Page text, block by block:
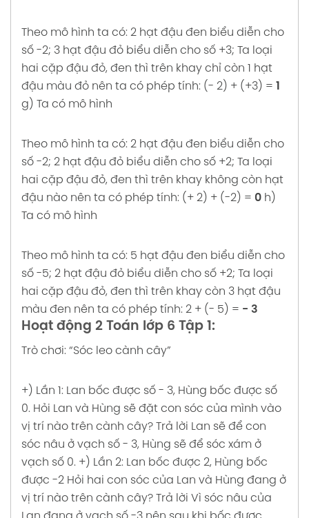
Toán 6 Trang 31 32 33 34 Chân trời sáng tạo
Lời giải BÀI 11: HOẠT ĐỘNG THỰC HÀNH VÀ
TRẢI NGHIỆM soạn Toán 6 Trang 35 Chân trời
sáng tạo
Lời giải BÀI 12: ƯỚC CHUNG. ƯỚC CHUNG
LỚN NHẤT soạn Toán 6 Trang 36 37 38
39 Chân trời sáng tạo
Theo mô hình ta có: 2 hạt đậu đen biểu diễn cho
số -2; 3 hạt đậu đỏ biểu diễn cho số +3; Ta loại
hai cặp đậu đỏ, đen thì trên khay chỉ còn 1 hạt
đậu màu đỏ nên ta có phép tính: (- 2) + (+3) = 1
g) Ta có mô hình
Theo mô hình ta có: 2 hạt đậu đen biểu diễn cho
số -2; 2 hạt đậu đỏ biểu diễn cho số +2; Ta loại
hai cặp đậu đỏ, đen thì trên khay không còn hạt
đậu nào nên ta có phép tính: (+ 2) + (-2) = 0 h)
Ta có mô hình
Theo mô hình ta có: 5 hạt đậu đen biểu diễn cho
số -5; 2 hạt đậu đỏ biểu diễn cho số +2; Ta loại
hai cặp đậu đỏ, đen thì trên khay còn 3 hạt đậu
màu đen nên ta có phép tính: 2 + (- 5) = - 3
Hoạt động 2 Toán lớp 6 Tập 1:
Trò chơi: “Sóc leo cành cây”
+) Lần 1: Lan bốc được số - 3, Hùng bốc được số
0. Hỏi Lan và Hùng sẽ đặt con sóc của mình vào
vị trí nào trên cành cây? Trả lời Lan sẽ để con
sóc nâu ở vạch số - 3, Hùng sẽ để sóc xám ở
vạch số 0. +) Lần 2: Lan bốc được 2, Hùng bốc
được -2 Hỏi hai con sóc của Lan và Hùng đang ở
vị trí nào trên cành cây? Trả lời Vì sóc nâu của